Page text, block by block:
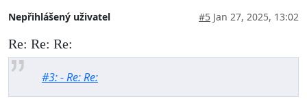
Nepřihlášený uživatel #5 Jan 27, 2025, 13:02
Re: Re: Re:
#3: - Re: Re: